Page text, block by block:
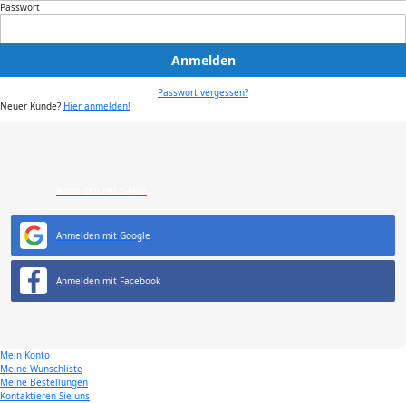
Passwort
Anmelden
Passwort vergessen?
Neuer Kunde? Hier anmelden!
Anmelden mit Google
Anmelden mit Facebook
Mein Konto
Meine Wunschliste
Meine Bestellungen
Kontaktieren Sie uns